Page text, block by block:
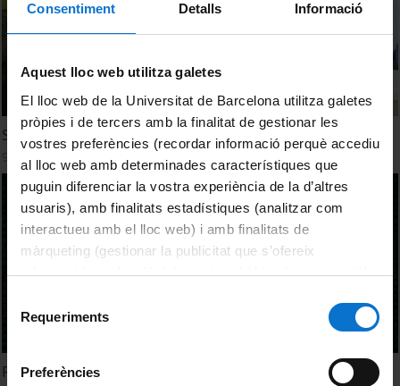
Consentiment Detalls Informació
Aquest lloc web utilitza galetes
El lloc web de la Universitat de Barcelona utilitza galetes
pròpies i de tercers amb la finalitat de gestionar les
vostres preferències (recordar informació perquè accediu
al lloc web amb determinades característiques que
puguin diferenciar la vostra experiència de la d’altres
usuaris), amb finalitats estadístiques (analitzar com
interactueu amb el lloc web) i amb finalitats de
màrqueting (gestionar la publicitat que s’ofereix
adequant-la en funció dels vostres hàbits de navegació).
consultar laPolítica de galetes del lloc web de la
Requeriments
Preferències
Saló de l'Ensenyament 2016
9 Marzo, 2016
Reportatge de la Lliga de Debat Secundària 2016